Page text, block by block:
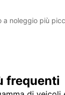
a noleggio più
frequenti